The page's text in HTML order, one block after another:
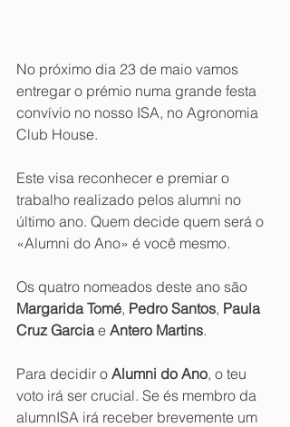
No próximo dia 23 de maio vamos
entregar o prémio numa grande festa
convívio no nosso ISA, no Agronomia
Club House.
Este visa reconhecer e premiar o
trabalho realizado pelos alumni no
último ano. Quem decide quem será o
«Alumni do Ano» é você mesmo.
Os quatro nomeados deste ano são
Margarida Tomé, Pedro Santos, Paula
Cruz Garcia e Antero Martins.
Para decidir o Alumni do Ano, o teu
voto irá ser crucial. Se és membro da
alumnISA irá receber brevemente um